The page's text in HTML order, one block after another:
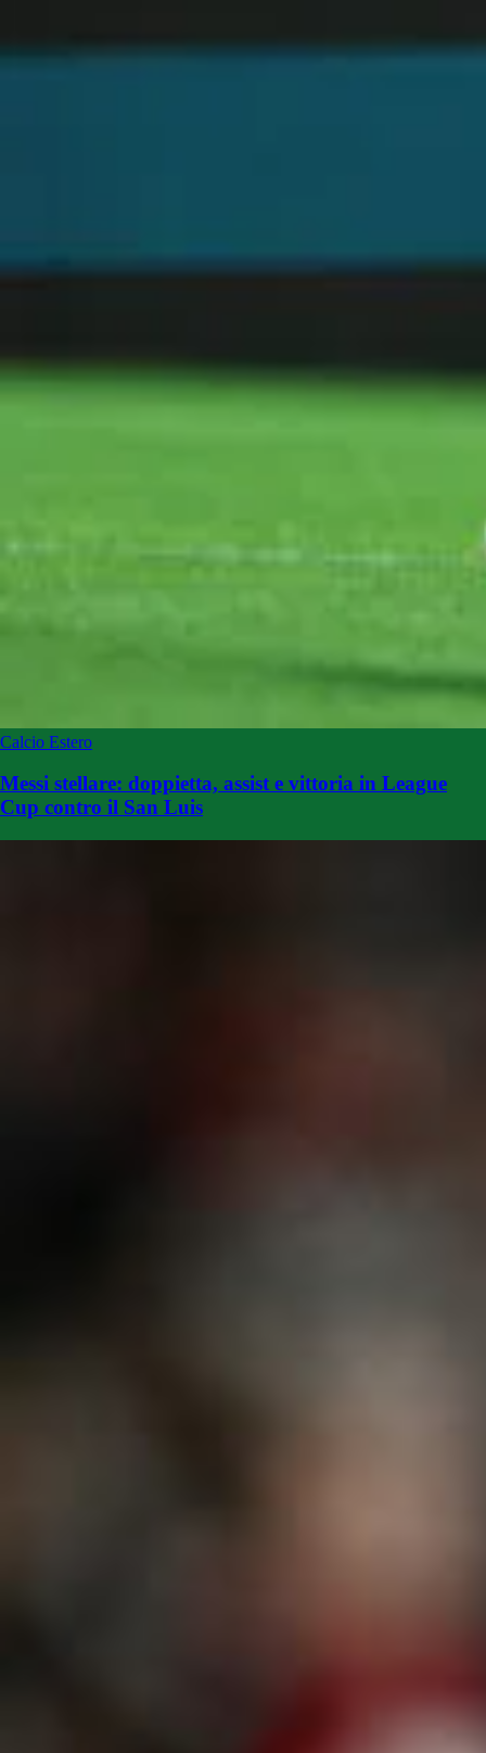
Calcio Estero
Messi stellare: doppietta, assist e vittoria in League
Cup contro il San Luis